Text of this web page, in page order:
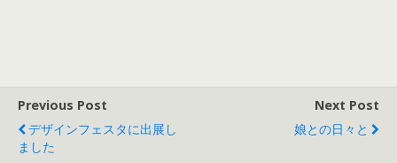
Previous Post
デザインフェスタに出展し
ました
Next Post
娘との日々と